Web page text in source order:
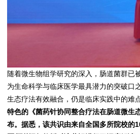
随着微生物组学研究的深入， 肠道菌群已
为生命科学与临床医学最具潜力的突破口
生态疗法有效融合，仍是临床实践中的难
特色的《菌药针协同整合疗法在肠道微生
布。据悉，该共识由来自全国多所院校的